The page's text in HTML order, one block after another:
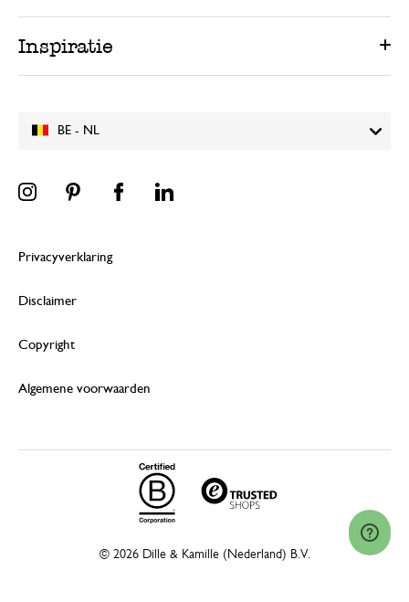
BE - NL
Inspiratie
Privacyverklaring
Disclaimer
Copyright
Algemene voorwaarden
© 2026 Dille & Kamille (Nederland) B.V.